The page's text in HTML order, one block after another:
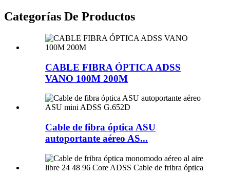
Categorías De Productos
CABLE FIBRA ÓPTICA ADSS
VANO 100M 200M
Cable de fibra óptica ASU
autoportante aéreo AS...